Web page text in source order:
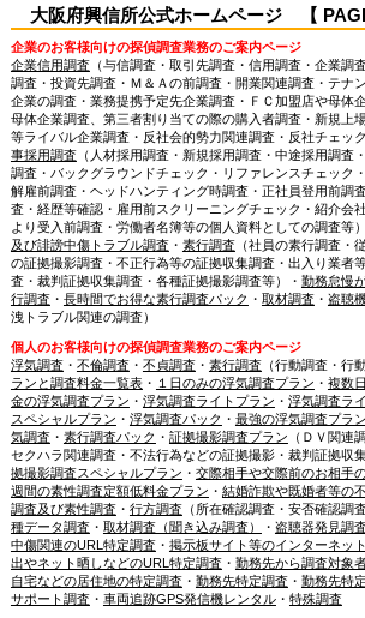
大阪府興信所公式ホームページ 【
企業のお客様向けの探偵調査業務のご案内ページ
企業信用調査（与信調査・取引先調査・信用調査・企業調
調査・投資先調査・Ｍ＆Ａの前調査・開業関連調査・テナ
企業の調査・業務提携予定先企業調査・ＦＣ加盟店や母体
母体企業調査、第三者割り当ての際の購入者調査・新規上
等ライバル企業調査・反社会的勢力関連調査・反社チェッ
事採用調査（人材採用調査・新規採用調査・中途採用調査
調査・バックグラウンドチェック・リファレンスチェック
解雇前調査・ヘッドハンティング時調査・正社員登用前調
査・経歴等確認・雇用前スクリーニングチェック・紹介会
より受入前調査・労働者名簿等の個人資料としての調査等）
及び誹謗中傷トラブル調査・ 素行調査（社員の素行調査・
の証拠撮影調査・不正行為等の証拠収集調査・出入り業者
査・裁判証拠収集調査・各種証拠撮影調査等）・ 勤務怠慢
行調査・ 長時間でお得な素行調査パック ・ 取材調査・ 盗聴
洩トラブル関連の調査）
個人のお客様向けの探偵調査業務のご案内ページ
浮気調査・ 不倫調査・ 不貞調査・ 素行調査（行動調査・行
ランと調査料金一覧表・ １日のみの浮気調査プラン ・ 複数
金の浮気調査プラン ・ 浮気調査ライトプラン ・ 浮気調査ラ
スペシャルプラン ・ 浮気調査パック ・ 最強の浮気調査プラン
気調査・ 素行調査パック ・ 証拠撮影調査プラン （ＤＶ関連
セクハラ関連調査・不法行為などの証拠撮影・裁判証拠収
拠撮影調査スペシャルプラン ・ 交際相手や交際前のお相手
週間の素性調査定額低料金プラン ・ 結婚詐欺や既婚者等の
調査及び素性調査・ 行方調査（所在確認調査・安否確認調
種データ調査・ 取材調査（聞き込み調査） ・ 盗聴器発見調
中傷関連のURL特定調査・ 掲示板サイト等のインターネッ
出やネット晒しなどのURL特定調査・ 勤務先から調査対象
自宅などの居住地の特定調査・ 勤務先特定調査・ 勤務先特
サポート調査・ 車両追跡GPS発信機レンタル・ 特殊調査